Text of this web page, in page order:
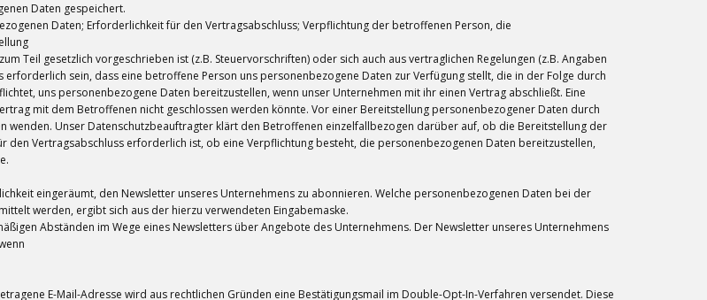
Daten gespeichert.
Daten; Erforderlichkeit für den Vertragsabschluss; Verpflichtung der betroffenen Person, die
Teil gesetzlich vorgeschrieben ist (z.B. Steuervorschriften) oder sich auch aus vertraglichen Regelungen (z.B. Angaben
sein, dass eine betroffene Person uns personenbezogene Daten zur Verfügung stellt, die in der Folge durch
uns personenbezogene Daten bereitzustellen, wenn unser Unternehmen mit ihr einen Vertrag abschließt. Eine
mit dem Betroffenen nicht geschlossen werden könnte. Vor einer Bereitstellung personenbezogener Daten durch
wenden. Unser Datenschutzbeauftragter klärt den Betroffenen einzelfallbezogen darüber auf, ob die Bereitstellung der
Vertragsabschluss erforderlich ist, ob eine Verpflichtung besteht, die personenbezogenen Daten bereitzustellen,
eingeräumt, den Newsletter unseres Unternehmens zu abonnieren. Welche personenbezogenen Daten bei der
werden, ergibt sich aus der hierzu verwendeten Eingabemaske.
Abständen im Wege eines Newsletters über Angebote des Unternehmens. Der Newsletter unseres Unternehmens
E-Mail-Adresse wird aus rechtlichen Gründen eine Bestätigungsmail im Double-Opt-In-Verfahren versendet. Diese